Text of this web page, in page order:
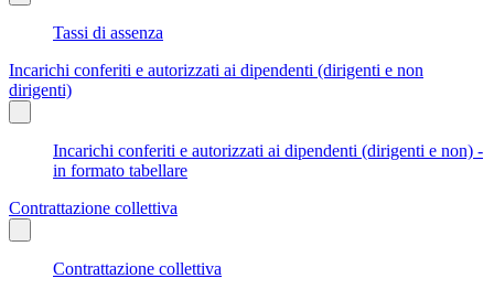
Tassi di assenza
Incarichi conferiti e autorizzati ai dipendenti (dirigenti e non
dirigenti)
Incarichi conferiti e autorizzati ai dipendenti (dirigenti e non) -
in formato tabellare
Contrattazione collettiva
Contrattazione collettiva